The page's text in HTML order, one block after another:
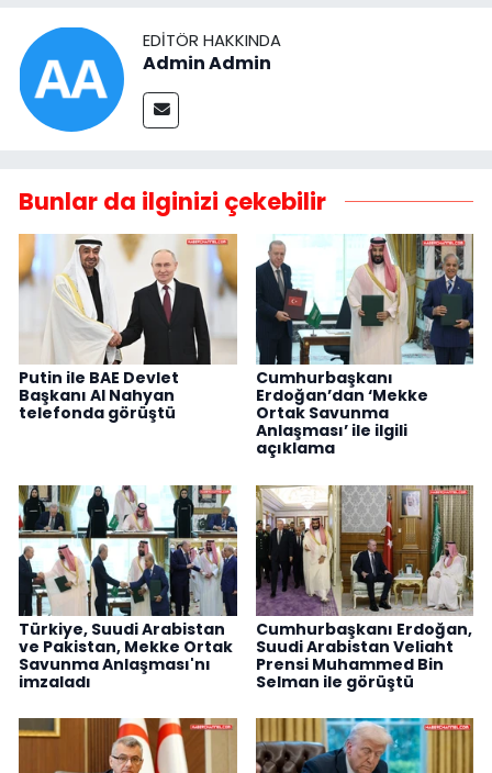
EDITÖR HAKKINDA
Admin Admin
Bunlar da ilginizi çekebilir
Putin ile BAE Devlet
Başkanı Al Nahyan
telefonda görüştü
Cumhurbaşkanı
Erdoğan’dan ‘Mekke
Ortak Savunma
Anlaşması’ ile ilgili
açıklama
Türkiye, Suudi Arabistan
ve Pakistan, Mekke Ortak
Savunma Anlaşması'nı
imzaladı
Cumhurbaşkanı Erdoğan,
Suudi Arabistan Veliaht
Prensi Muhammed Bin
Selman ile görüştü